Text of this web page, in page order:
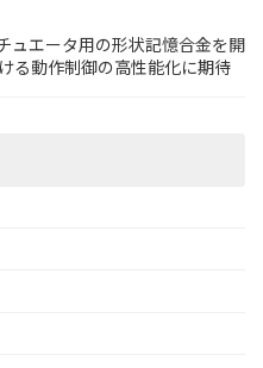
ュエータ用の形状記憶合金を開
る動作制御の高性能化に期待